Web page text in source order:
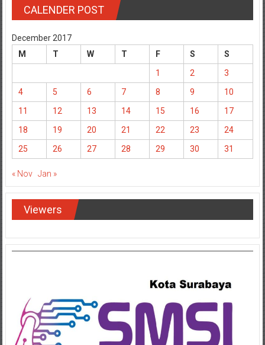
CALENDER POST
December 2017
M
T W T F S
S
1
2
3
4
5 6 7 8 9
10
11
12 13 14 15 16
17
18
19 20 21 22 23
24
25
26 27 28 29 30 31
« Nov Jan »
Viewers